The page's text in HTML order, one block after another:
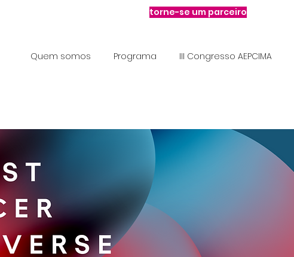
torne-se um parceiro
Quem somos Programa III Congresso AEPCIMA